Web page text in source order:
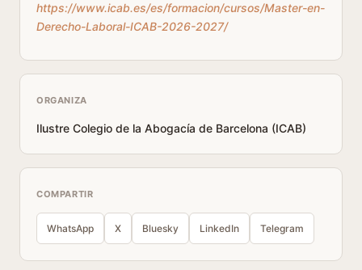
https://www.icab.es/es/formacion/cursos/Master-en-
Derecho-Laboral-ICAB-2026-2027/
ORGANIZA
Ilustre Colegio de la Abogacía de Barcelona (ICAB)
COMPARTIR
WhatsApp X Bluesky LinkedIn Telegram